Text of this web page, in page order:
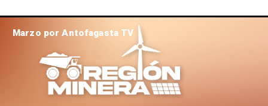
Marzo por Antofagasta TV